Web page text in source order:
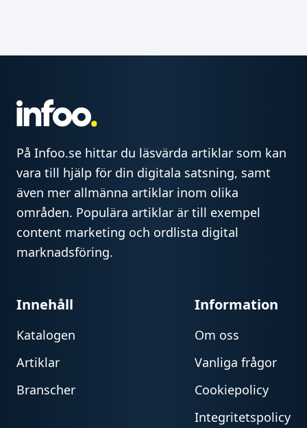
På Infoo.se hittar du läsvärda artiklar som kan
vara till hjälp för din digitala satsning, samt
även mer allmänna artiklar inom olika
områden. Populära artiklar är till exempel
content marketing och ordlista digital
marknadsföring.
Innehåll
Katalogen
Artiklar
Branscher
Information
Om oss
Vanliga frågor
Cookiepolicy
Integritetspolicy